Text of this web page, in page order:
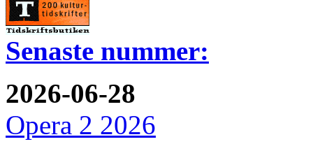
Senaste nummer:
2026-06-28
Opera 2 2026